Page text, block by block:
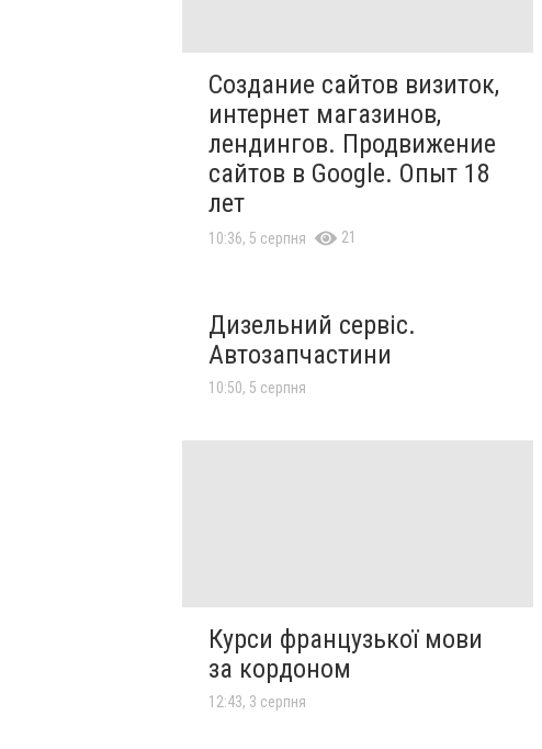
Создание сайтов визиток,
интернет магазинов,
лендингов. Продвижение
сайтов в Google. Опыт 18
лет
10:36, 5 серпня 21
Дизельний сервіс.
Автозапчастини
10:50, 5 серпня
Курси французької мови
за кордоном
12:43, 3 серпня